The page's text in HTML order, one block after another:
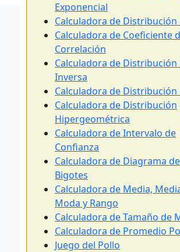
Exponencial
Calculadora de Distribución
Calculadora de Coeficiente
Correlación
Calculadora de
Inversa
Calculadora de Distribución
Calculadora de Distribución
Hipergeométrica
Calculadora de Intervalo de
Confianza
Calculadora de Diagrama
Bigotes
Calculadora de Media,
Moda y Rango
Calculadora de Tamaño de
Calculadora de Promedio
Juego del Pollo